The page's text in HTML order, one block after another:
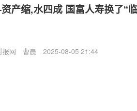
产缩,水四成 国富人寿换了“
报网 曹晨 2025-08-05 21:44